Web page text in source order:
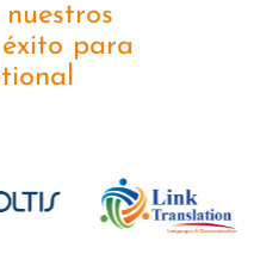
éxito para